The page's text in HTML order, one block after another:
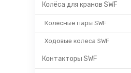
Колёса для кранов SWF
Колёсные пары SWF
Ходовые колеса SWF
Контакторы SWF